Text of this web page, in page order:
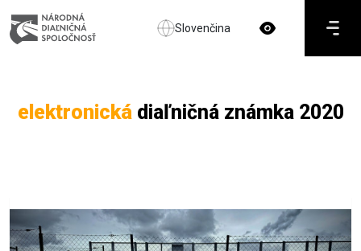
Slovenčina
elektronickádiaľničná známka 2020